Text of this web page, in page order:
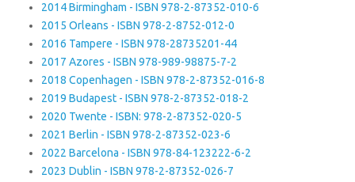
2014 Birmingham - ISBN 978-2-87352-010-6
2015 Orleans - ISBN 978-2-8752-012-0
2016 Tampere - ISBN 978-28735201-44
2017 Azores - ISBN 978-989-98875-7-2
2018 Copenhagen - ISBN 978-2-87352-016-8
2019 Budapest - ISBN 978-2-87352-018-2
2020 Twente - ISBN: 978-2-87352-020-5
2021 Berlin - ISBN 978-2-87352-023-6
2022 Barcelona - ISBN 978-84-123222-6-2
2023 Dublin - ISBN 978-2-87352-026-7